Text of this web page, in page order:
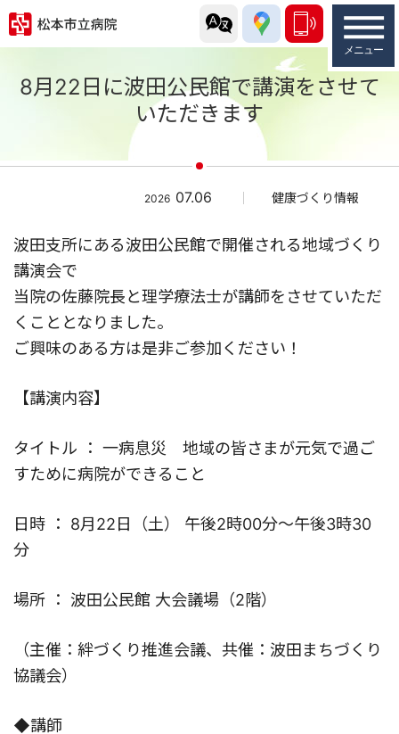
8月22日に波田公民館で講演をさせて
いただきます
2026 07.06 健康づくり情報
波田支所にある波田公民館で開催される地域づくり
講演会で
当院の佐藤院長と理学療法士が講師をさせていただ
くこととなりました。
ご興味のある方は是非ご参加ください！
【講演内容】
タイトル ： 一病息災 地域の皆さまが元気で過ご
すために病院ができること
日時 ： 8月22日（土） 午後2時00分～午後3時30
分
場所 ： 波田公民館 大会議場（2階）
（主催：絆づくり推進会議、共催：波田まちづくり
協議会）
◆講師